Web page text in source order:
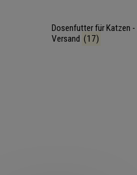
Dosenfutter für Katzen -
Versand (17)